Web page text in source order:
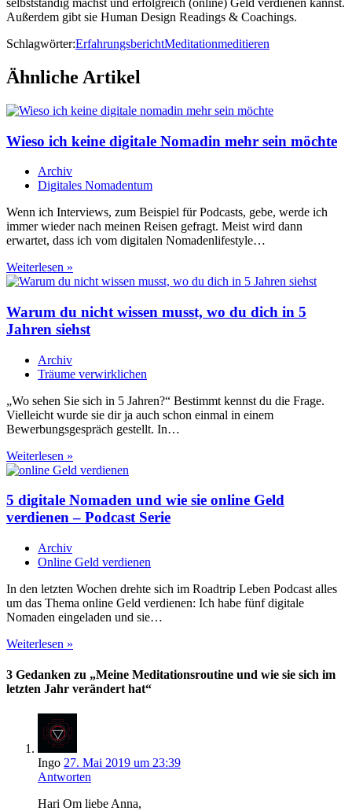
selbstständig machst und erfolgreich (online) Geld verdienen kannst.
Außerdem gibt sie Human Design Readings & Coachings.
Schlagwörter:ErfahrungsberichtMeditationmeditieren
Ähnliche Artikel
Wieso ich keine digitale Nomadin mehr sein möchte
Archiv
Digitales Nomadentum
Wenn ich Interviews, zum Beispiel für Podcasts, gebe, werde ich
immer wieder nach meinen Reisen gefragt. Meist wird dann
erwartet, dass ich vom digitalen Nomadenlifestyle…
Weiterlesen »
ich
digitale
Nomadin
mehr
Warum du nicht wissen musst, wo du dich in 5
Jahren siehst
Archiv
Träume verwirklichen
„Wo sehen Sie sich in 5 Jahren?“ Bestimmt kennst du die Frage.
Vielleicht wurde sie dir ja auch schon einmal in einem
Bewerbungsgespräch gestellt. In…
Weiterlesen »
du
wissen
musst,
wo
in
5
Jahren
siehst
5 digitale Nomaden und wie sie online Geld
verdienen – Podcast Serie
Archiv
Online Geld verdienen
In den letzten Wochen drehte sich im Roadtrip Leben Podcast alles
um das Thema online Geld verdienen: Ich habe fünf digitale
Nomaden eingeladen und sie…
Weiterlesen »
Nomaden
und
sie
verdienen
–
Podcast
Serie
3 Gedanken zu „Meine Meditationsroutine und wie sie sich im
letzten Jahr verändert hat“
Ingo 27. Mai 2019 um 23:39
Antworten
Hari Om liebe Anna,